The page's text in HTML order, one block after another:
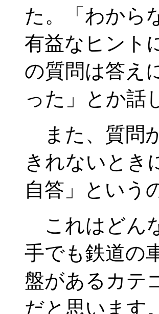
た。「わから
有益なヒント
の質問は答え
った」とか話
また、質問
きれないとき
自答」という
これはどん
手でも鉄道の
盤があるカテ
だと思います